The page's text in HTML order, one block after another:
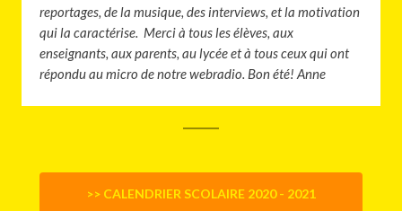
reportages, de la musique, des interviews, et la motivation
qui la caractérise. Merci à tous les élèves, aux
enseignants, aux parents, au lycée et à tous ceux qui ont
répondu au micro de notre webradio. Bon été! Anne
>> CALENDRIER SCOLAIRE 2020 - 2021